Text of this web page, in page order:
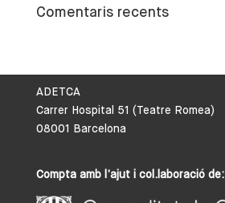
Comentaris recents
ADETCA
Carrer Hospital 51 (Teatre Romea)
08001 Barcelona
Compta amb l’ajut i col.laboració de: